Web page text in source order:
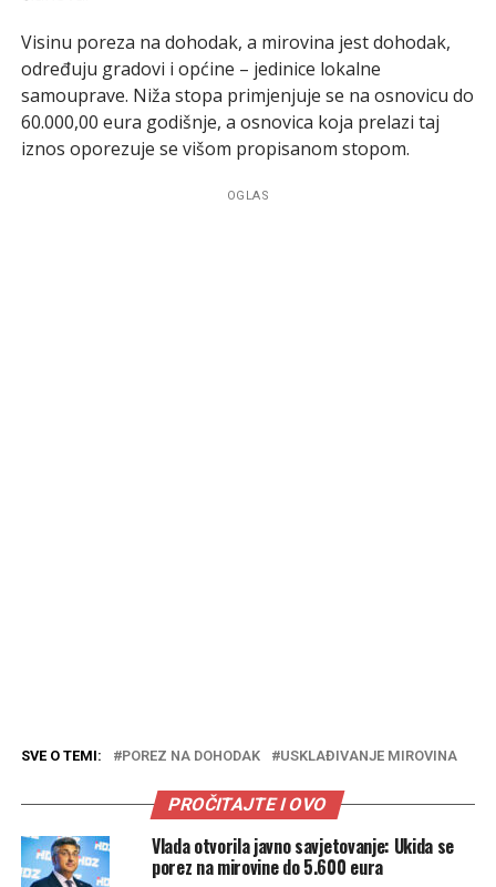
Visinu poreza na dohodak, a mirovina jest dohodak,
određuju gradovi i općine – jedinice lokalne
samouprave. Niža stopa primjenjuje se na osnovicu do
​​​60.000,00 eura godišnje, a osnovica koja prelazi taj
iznos oporezuje se višom propisanom stopom.
OGLAS
SVE O TEMI: POREZ NA DOHODAK USKLAĐIVANJE MIROVINA
PROČITAJTE I OVO
Vlada otvorila javno savjetovanje: Ukida se
porez na mirovine do 5.600 eura